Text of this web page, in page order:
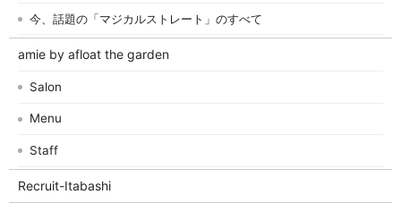
今、話題の「マジカルストレート」のすべて
amie by afloat the garden
Salon
Menu
Staff
Recruit-Itabashi